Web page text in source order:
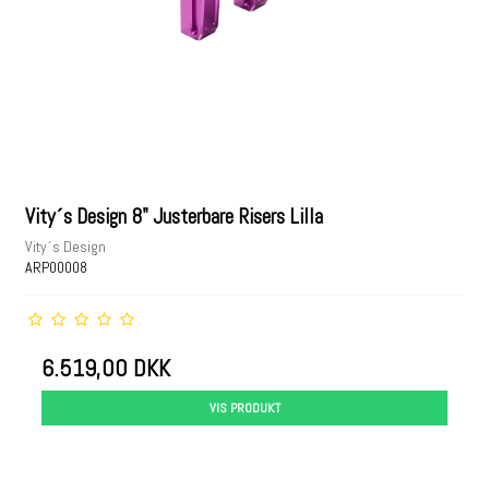
Vity´s Design 8" Justerbare Risers Lilla
Vity´s Design
ARP00008
6.519,00 DKK
VIS PRODUKT